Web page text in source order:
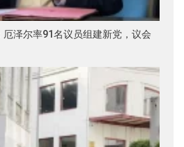
泽尔率91名议员组建新党，议会